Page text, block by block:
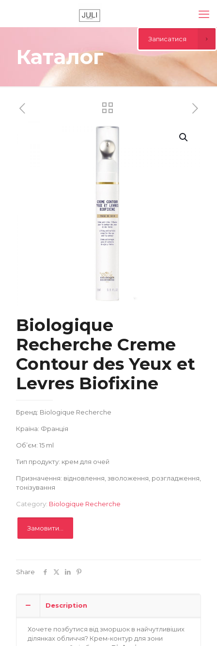
Каталог
Biologique
Recherche Creme
Contour des Yeux et
Levres Biofixine
Бренд: Biologique Recherche
Країна: Франція
Об’єм: 15 ml
Тип продукту: крем для очей
Призначення: відновлення, зволоження, розгладження,
тонізування
Category: Biologique Recherche
Замовити...
Share
Description
Хочете позбутися від зморшок в найчутливіших
ділянках обличчя? Крем-контур для зони
Biologique Recherche Creme Contour des
Yeux et Levres Biofixine
Замовити
Записатися
Записатися